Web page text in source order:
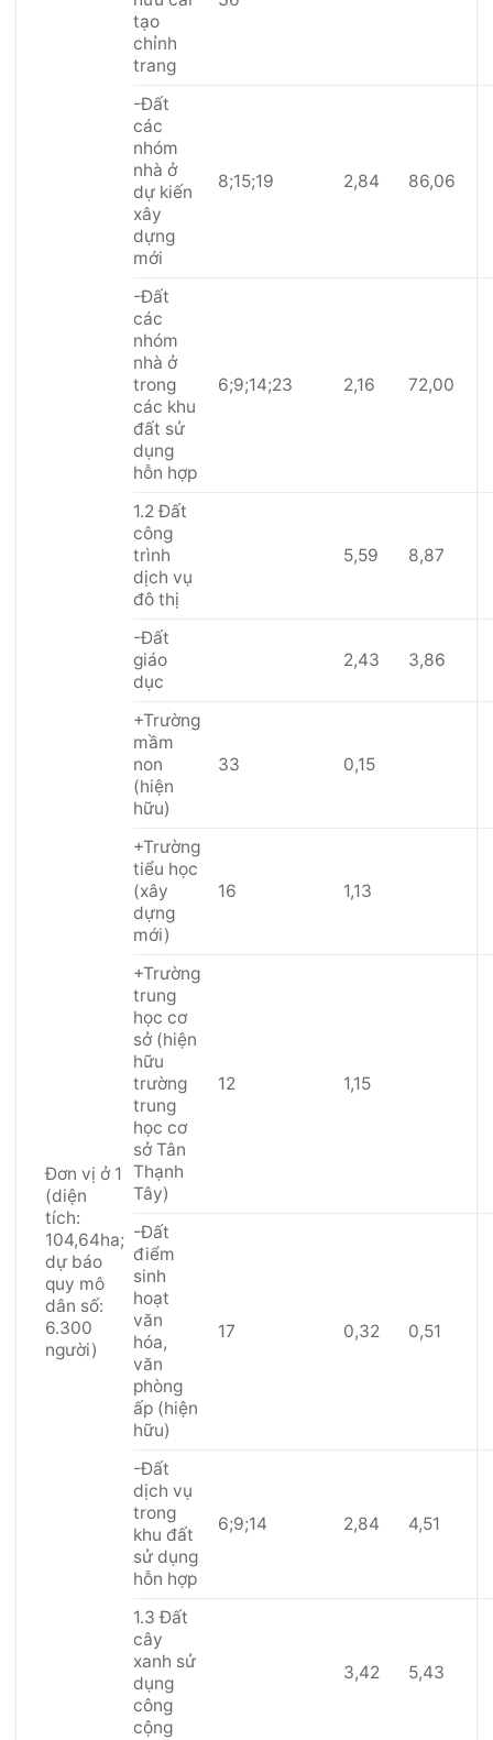
Đơn vị ở 1
(diện
tích:
104,64ha;
dự báo
quy mô
dân số:
6.300
người)
tạo
chỉnh
trang
-Đất
các
nhóm
nhà ở
dự kiến
xây
dựng
mới
8;15;19 2,84 86,06
-Đất
các
nhóm
nhà ở
trong
các khu
đất sử
dụng
hỗn hợp
6;9;14;23 2,16 72,00
1.2 Đất
công
trình
dịch vụ
đô thị
5,59 8,87
-Đất
giáo
dục
2,43 3,86
+Trường
mầm
non
(hiện
hữu)
33 0,15
+Trường
tiểu học
(xây
dựng
mới)
16 1,13
+Trường
trung
học cơ
sở (hiện
hữu
trường
trung
học cơ
sở Tân
Thạnh
Tây)
12 1,15
-Đất
điểm
sinh
hoạt
văn
hóa,
văn
phòng
ấp (hiện
hữu)
17 0,32 0,51
-Đất
dịch vụ
trong
khu đất
sử dụng
hỗn hợp
6;9;14 2,84 4,51
1.3 Đất
cây
xanh sử
dụng
công
cộng
3,42 5,43